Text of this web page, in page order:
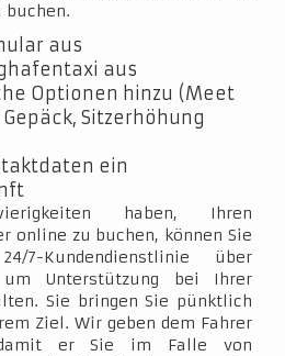
buchen.
aus
aus
Optionen hinzu (Meet
Sitzerhöhung
ein
haben, Ihren
online zu buchen, können Sie
7-Kundendienstlinie über
um Unterstützung bei Ihrer
Sie bringen Sie pünktlich
Ziel. Wir geben dem Fahrer
er Sie im Falle von